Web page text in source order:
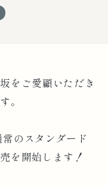
をご愛顧いただき
。
のスタンダード
を開始します！